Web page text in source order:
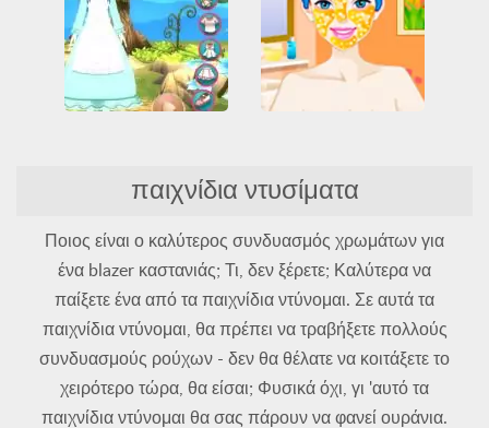
paixnidia-eleytheris-prosvasis
Unblocked Games 66
Αστεία
Κοινωνικός
Ντύσιμο
Όλα
HTML5
WebGL
Κέντρα ομορφιάς
Μπάρμπι
Ντύσιμο
παιχνίδια ντυσίματα
Ποιος είναι ο καλύτερος συνδυασμός χρωμάτων για
ένα blazer καστανιάς; Τι, δεν ξέρετε; Καλύτερα να
παίξετε ένα από τα παιχνίδια ντύνομαι. Σε αυτά τα
παιχνίδια ντύνομαι, θα πρέπει να τραβήξετε πολλούς
συνδυασμούς ρούχων - δεν θα θέλατε να κοιτάξετε το
χειρότερο τώρα, θα είσαι; Φυσικά όχι, γι 'αυτό τα
παιχνίδια ντύνομαι θα σας πάρουν να φανεί ουράνια.